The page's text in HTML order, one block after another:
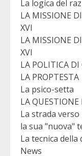
La logica del
LA MISSIONE
XVI
LA MISSIONE
XVI
LA POLITICA DI
LA PROPTESTA
La psico-setta
LA QUESTIONE
La strada verso
la sua "nuova"
La tecnica
News